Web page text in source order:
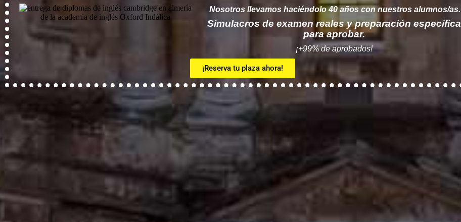
Nosotros llevamos haciéndolo 40 años con nuestros alumnos/as.
Simulacros de examen realesypreparación específica
paraaprobar.
¡+99% de aprobados!
¡Reserva tu plaza ahora!